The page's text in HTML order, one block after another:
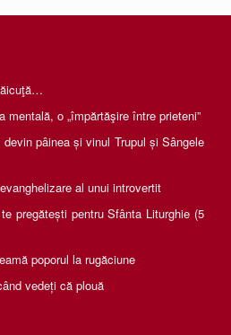
mentală, o „împărtăşire între prieteni”
pâinea și vinul Trupul și Sângele
al unui introvertit
pregătești pentru Sfânta Liturghie (5
poporul la rugăciune
vedeți că plouă